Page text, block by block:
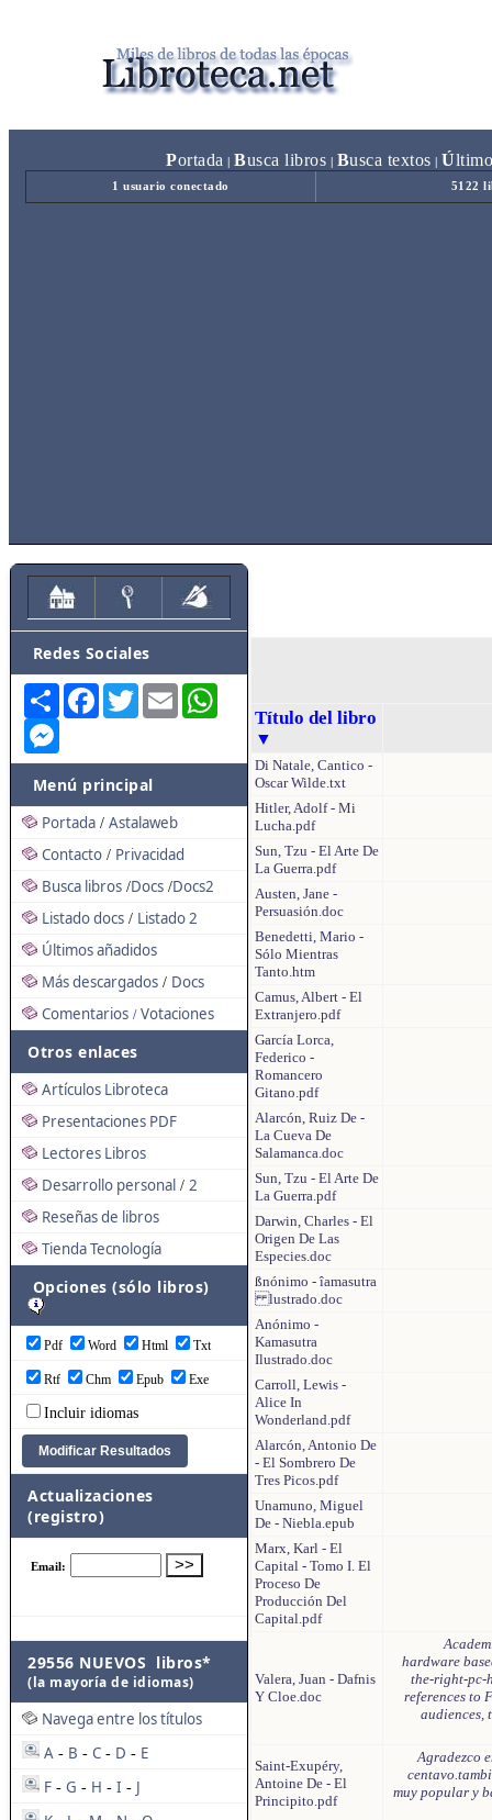
Portada Busca libros Busca textos Ú
1 usuario conectado 5122
Redes Sociales
Share FacebookTwitterEmail
Menú principal
Portada / Astalaweb
Contacto / Privacidad
Busca libros /Docs /Docs2
Listado docs / Listado 2
Últimos añadidos
Más descargados / Docs
Comentarios / Votaciones
Otros enlaces
Artículos Libroteca
Presentaciones PDF
Lectores Libros
Desarrollo personal / 2
Reseñas de libros
Tienda Tecnología
Opciones (sólo libros)
Pdf Word Html Txt
Rtf Chm Epub Exe
Incluir idiomas
Actualizaciones
(registro)
29556 NUEVOS libros*
(la mayoría de idiomas)
Navega entre los títulos
A - B - C - D - E
F - G - H - I - J
Título del libro
▼
Di Natale, Cantico -
Oscar Wilde.txt
Hitler, Adolf - Mi
Lucha.pdf
Sun, Tzu - El Arte De
La Guerra.pdf
Austen, Jane -
Persuasión.doc
Benedetti, Mario -
Sólo Mientras
Tanto.htm
Camus, Albert - El
Extranjero.pdf
García Lorca,
Federico -
Romancero
Gitano.pdf
Alarcón, Ruiz De -
La Cueva De
Salamanca.doc
Sun, Tzu - El Arte De
La Guerra.pdf
Darwin, Charles - El
Origen De Las
Especies.doc
ßnónimo - îamasutra
lustrado.doc
Anónimo -
Kamasutra
Ilustrado.doc
Carroll, Lewis -
Alice In
Wonderland.pdf
Alarcón, Antonio De
- El Sombrero De
Tres Picos.pdf
Unamuno, Miguel
De - Niebla.epub
Marx, Karl - El
Capital - Tomo I. El
Proceso De
Producción Del
Capital.pdf
Valera, Juan - Dafnis
Y Cloe.doc
hardware
the-right-pc-
references to
audiences,
Saint-Exupéry,
Antoine De - El
Principito.pdf
Agradezco
muy popular y